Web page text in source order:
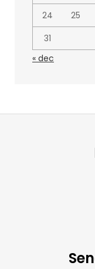
24
25
31
« dec